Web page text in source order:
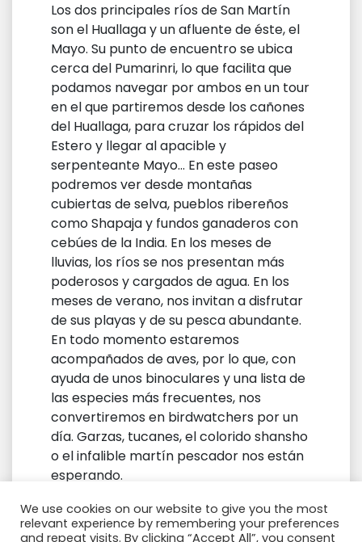
Los dos principales ríos de San Martín
son el Huallaga y un afluente de éste, el
Mayo. Su punto de encuentro se ubica
cerca del Pumarinri, lo que facilita que
podamos navegar por ambos en un tour
en el que partiremos desde los cañones
del Huallaga, para cruzar los rápidos del
Estero y llegar al apacible y
serpenteante Mayo… En este paseo
podremos ver desde montañas
cubiertas de selva, pueblos ribereños
como Shapaja y fundos ganaderos con
cebúes de la India. En los meses de
lluvias, los ríos se nos presentan más
poderosos y cargados de agua. En los
meses de verano, nos invitan a disfrutar
de sus playas y de su pesca abundante.
En todo momento estaremos
acompañados de aves, por lo que, con
ayuda de unos binoculares y una lista de
las especies más frecuentes, nos
convertiremos en birdwatchers por un
día. Garzas, tucanes, el colorido shansho
o el infalible martín pescador nos están
esperando.
Almuerzo y traslado al aeropuerto.
We use cookies on our website to give you the most
relevant experience by remembering your preferences
and repeat visits. By clicking “Accept All”, you consent